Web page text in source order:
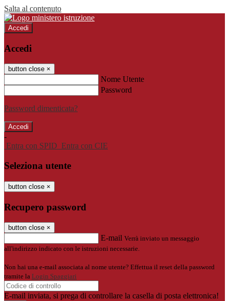
Salta al contenuto
Accedi
Accedi
button close ×
Nome Utente
Password
Password dimenticata?
-
Entra con SPID Entra con CIE
Seleziona utente
button close ×
Recupero password
button close ×
E-mail Verrà inviato un messaggio
all'indirizzo indicato con le istruzioni necessarie.
Non hai una e-mail associata al nome utente? Effettua il reset della password
tramite la Login Spaggiari
E-mail inviata, si prega di controllare la casella di posta elettronica!